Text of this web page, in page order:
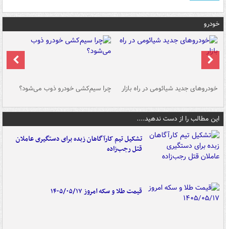
خودرو
خودروهای جدید شیائومی در راه بازار چرا سیم‌کشی خودرو ذوب می‌شود؟
این مطالب را از دست ندهید....
تشکیل تیم کارآگاهان زبده برای دستگیری عاملان
قتل رجب‌زاده
قیمت طلا و سکه امروز ۱۴۰۵/۰۵/۱۷